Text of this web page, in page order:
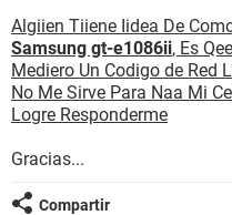
Algiien Tiiene Iidea De
Samsung gt-e1086ii, Es
Mediero Un Codigo de Red
No Me Sirve Para Naa Mi
Logre Responderme
Gracias...
Compartir